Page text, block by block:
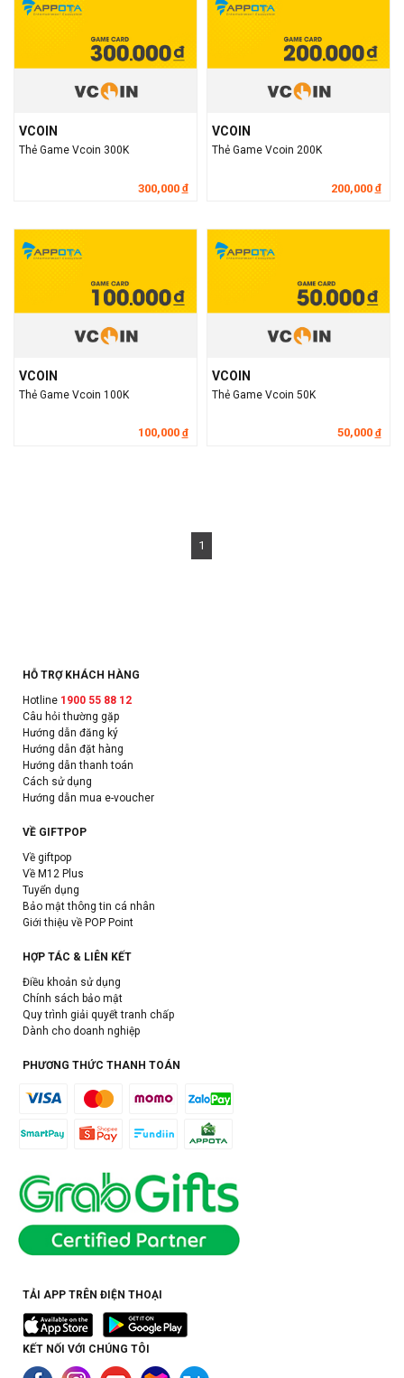
VCOIN
Thẻ Game Vcoin 300K
300,000 đ
VCOIN
Thẻ Game Vcoin 200K
200,000 đ
VCOIN
Thẻ Game Vcoin 100K
100,000 đ
VCOIN
Thẻ Game Vcoin 50K
50,000 đ
1
HỖ TRỢ KHÁCH HÀNG
Hotline 1900 55 88 12
Câu hỏi thường gặp
Hướng dẫn đăng ký
Hướng dẫn đặt hàng
Hướng dẫn thanh toán
Cách sử dụng
Hướng dẫn mua e-voucher
VỀ GIFTPOP
Về giftpop
Về M12 Plus
Tuyển dụng
Bảo mật thông tin cá nhân
Giới thiệu về POP Point
HỢP TÁC & LIÊN KẾT
Điều khoản sử dụng
Chính sách bảo mật
Quy trình giải quyết tranh chấp
Dành cho doanh nghiệp
PHƯƠNG THỨC THANH TOÁN
TẢI APP TRÊN ĐIỆN THOẠI
KẾT NỐI VỚI CHÚNG TÔI